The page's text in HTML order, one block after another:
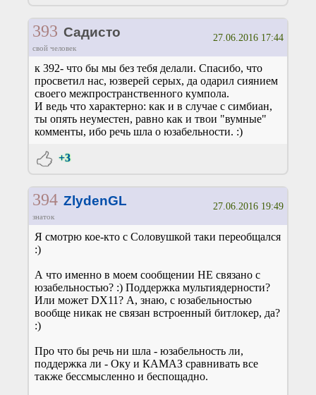
393 Садисто
свой человек
27.06.2016 17:44
к 392- что бы мы без тебя делали. Спасибо, что
просветил нас, юзверей серых, да одарил сиянием
своего межпространственного кумпола.
И ведь что характерно: как и в случае с симбиан,
ты опять неуместен, равно как и твои "вумные"
комменты, ибо речь шла о юзабельности. :)
+3
394 ZlydenGL
знаток
27.06.2016 19:49
Я смотрю кое-кто с Соловушкой таки переобщался
:)
А что именно в моем сообщении НЕ связано с
юзабельностью? :) Поддержка мультиядерности?
Или может DX11? А, знаю, с юзабельностью
вообще никак не связан встроенный битлокер, да?
:)
Про что бы речь ни шла - юзабельность ли,
поддержка ли - Оку и КАМАЗ сравнивать все
также бессмысленно и беспощадно.